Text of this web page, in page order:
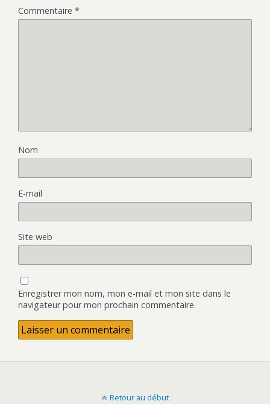
Commentaire *
Nom
E-mail
Site web
Enregistrer mon nom, mon e-mail et mon site dans le
navigateur pour mon prochain commentaire.
Retour au début